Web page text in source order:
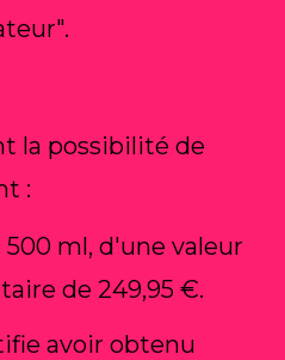
la possibilité de
:
500 ml, d'une valeur
de 249,95 €.
avoir obtenu